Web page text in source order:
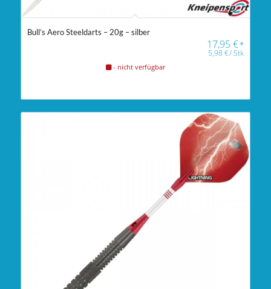
Bull’s Aero Steeldarts – 20g – silber
17,95€*
5,98€/Stk
- nicht verfügbar